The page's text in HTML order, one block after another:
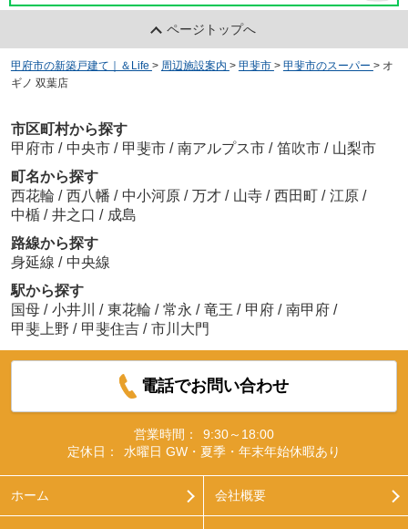
ページトップへ
甲府市の新築戸建て｜＆Life > 周辺施設案内 > 甲斐市 > 甲斐市のスーパー > オ
ギノ 双葉店
市区町村から探す
甲府市 / 中央市 / 甲斐市 / 南アルプス市 / 笛吹市 / 山梨市
町名から探す
西花輪 / 西八幡 / 中小河原 / 万才 / 山寺 / 西田町 / 江原 /
中楯 / 井之口 / 成島
路線から探す
身延線 / 中央線
駅から探す
国母 / 小井川 / 東花輪 / 常永 / 竜王 / 甲府 / 南甲府 /
甲斐上野 / 甲斐住吉 / 市川大門
電話でお問い合わせ
営業時間：
9:30～18:00
定休日：
水曜日 GW・夏季・年末年始休暇あり
ホーム 会社概要